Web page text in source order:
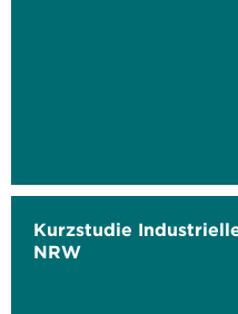
Kurzstudie
NRW